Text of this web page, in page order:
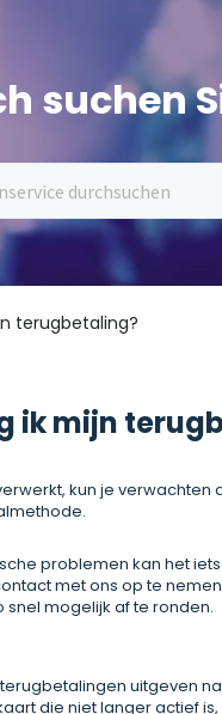
suchen
terugbetaling?
ik mijn
kun je
problemen kan het
met ons op te
mogelijk af te ronden.
uitgeven
die niet langer actief